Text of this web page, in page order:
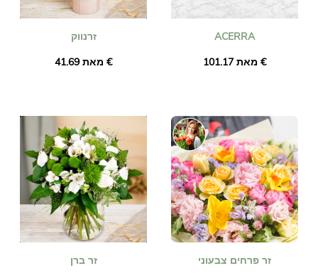
זרנווק
מאת ‏41.69 €
ACERRA
מאת ‏101.17 €
זר ברן
זר פרחים צבעוני